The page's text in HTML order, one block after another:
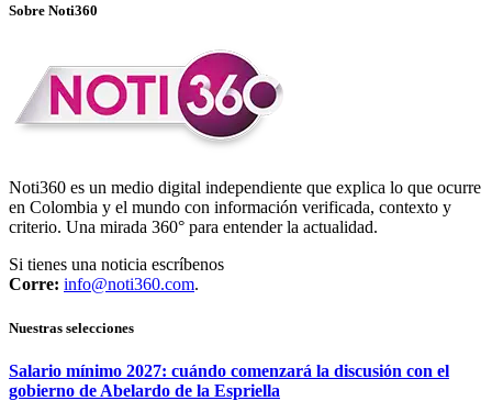
Sobre Noti360
Noti360 es un medio digital independiente que explica lo que ocurre
en Colombia y el mundo con información verificada, contexto y
criterio. Una mirada 360° para entender la actualidad.
Si tienes una noticia escríbenos
Corre: info@noti360.com.
Nuestras selecciones
Salario mínimo 2027: cuándo comenzará la discusión con el
gobierno de Abelardo de la Espriella